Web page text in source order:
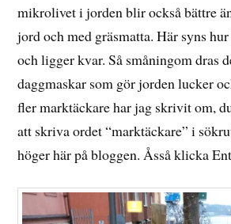
mikrolivet i jorden blir också bättre
jord och med gräsmatta. Här syns
och ligger kvar. Så småningom dras
daggmaskar som gör jorden lucker
fler marktäckare har jag skrivit om,
att skriva ordet “marktäckare” i
höger här på bloggen. Åsså klicka